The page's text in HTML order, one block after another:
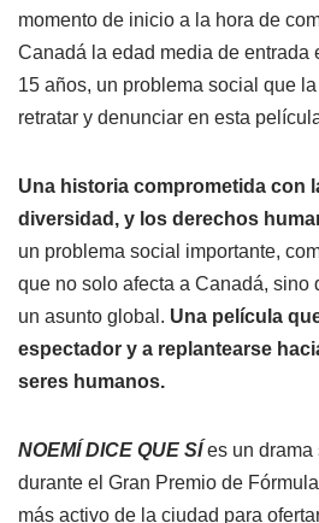
momento de inicio a la hora de
Canadá la edad media de entrada
15 años, un problema social que
retratar y denunciar en esta
Una historia comprometida con
diversidad, y los derechos
un problema social importante,
que no solo afecta a Canadá, sino
un asunto global. Una película
espectador y a replantearse
seres humanos.
NOEMÍ DICE QUE SÍes un drama
durante el Gran Premio de
más activo de la ciudad para